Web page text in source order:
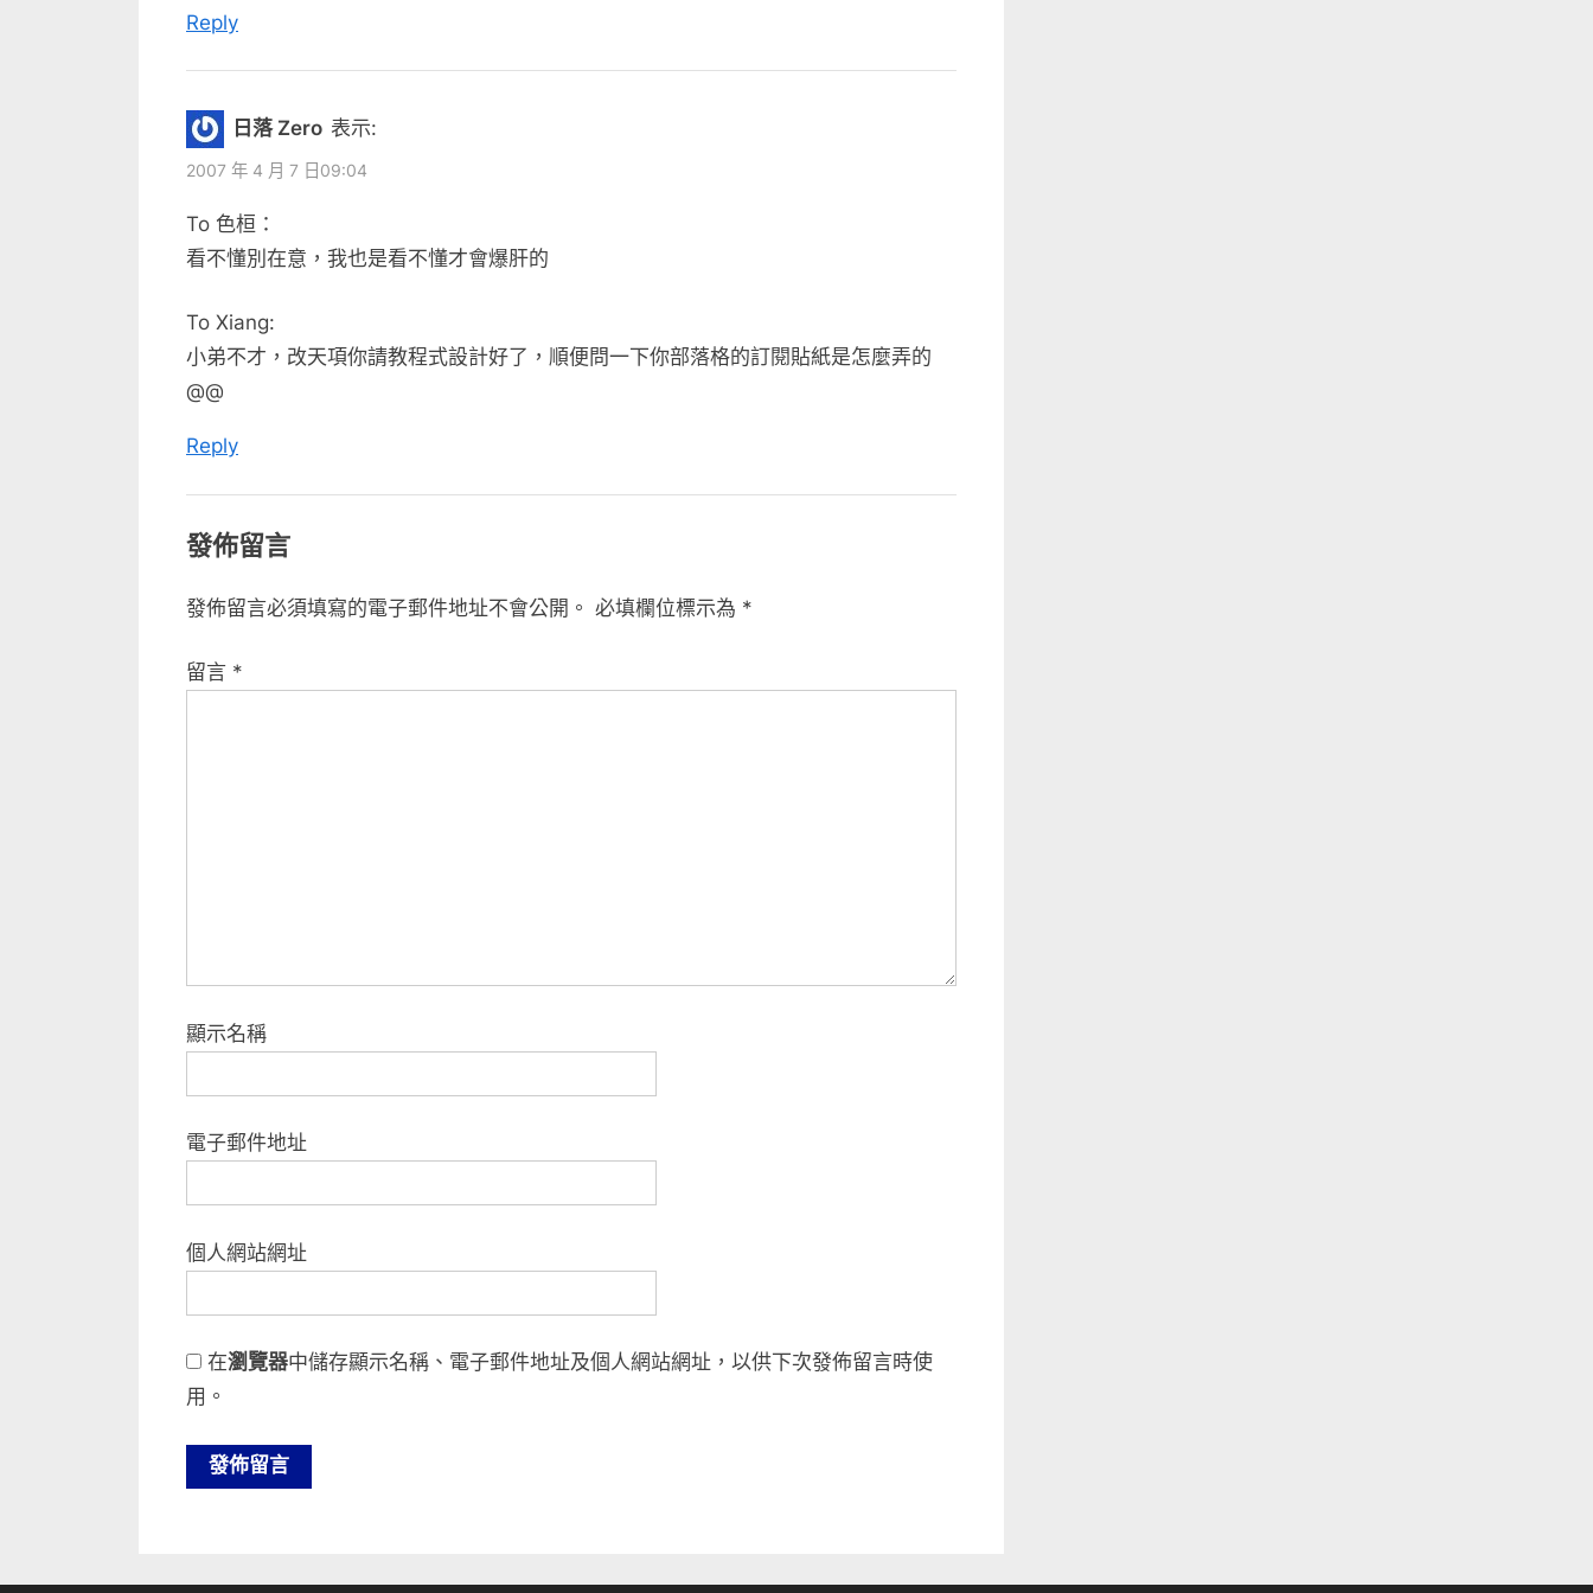
Reply
日落 Zero 表示:
2007 年 4 月 7 日09:04
To 色桓：
看不懂別在意，我也是看不懂才會爆肝的
To Xiang:
小弟不才，改天項你請教程式設計好了，順便問一下你部落格的訂閱貼紙是怎麼弄的
@@
Reply
發佈留言
發佈留言必須填寫的電子郵件地址不會公開。 必填欄位標示為 *
留言 *
顯示名稱
電子郵件地址
個人網站網址
在瀏覽器中儲存顯示名稱、電子郵件地址及個人網站網址，以供下次發佈留言時使
用。